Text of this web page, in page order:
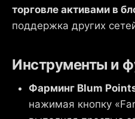
торговле активами в
поддержка других
Инструменты и
Фарминг Blum
нажимая кнопку